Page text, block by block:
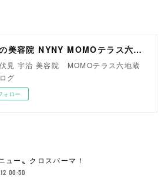
京都の美容院 NYNY MOMOテラス六地蔵店
見 宇治 美容院 MOMOテラス六地蔵
グ
ォロー
ュー〟クロスパーマ！
00:50